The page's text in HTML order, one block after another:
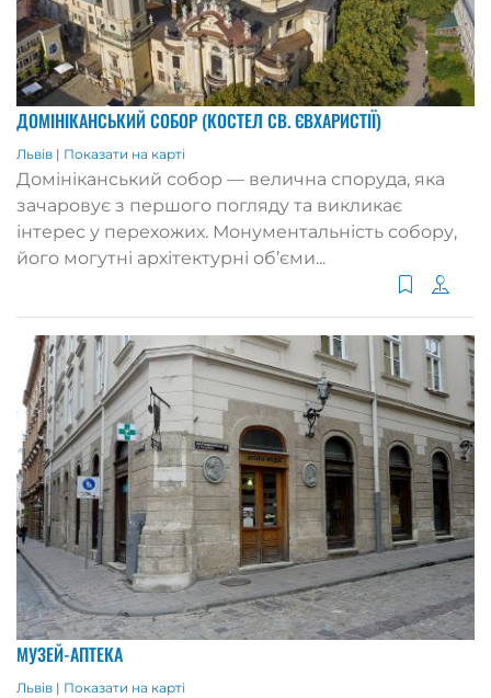
ДОМІНІКАНСЬКИЙ СОБОР (КОСТЕЛ СВ. ЄВХАРИСТІЇ)
Львів | Показати на карті
Домініканський собор — велична споруда, яка
зачаровує з першого погляду та викликає
інтерес у перехожих. Монументальність собору,
його могутні архітектурні об’єми...
МУЗЕЙ-АПТЕКА
Львів | Показати на карті